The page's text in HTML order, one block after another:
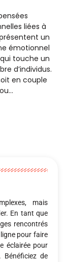
liées à
un
émotionnel
touche un
d’individus.
en couple
ou…
mais
En tant que
rencontrés
pour faire
éclairée pour
de